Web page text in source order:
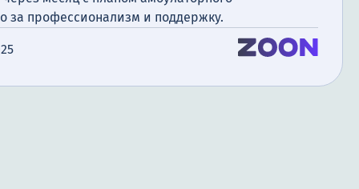
за профессионализм и поддержку.